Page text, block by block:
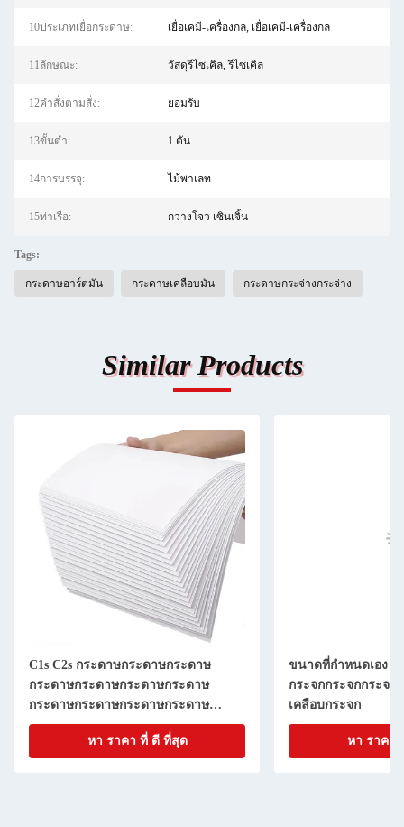
10ประเภทเยื่อกระดาษ: เยื่อเคมี-เครื่องกล, เยื่อเคมี-เครื่องกล
11ลักษณะ: วัสดุรีไซเคิล, รีไซเคิล
12คําสั่งตามสั่ง: ยอมรับ
13ขั้นต่ำ: 1 ตัน
14การบรรจุ: ไม้พาเลท
15ท่าเรือ: กว่างโจว เซินเจิ้น
Tags:
กระดาษอาร์ตมัน กระดาษเคลือบมัน กระดาษกระจ่างกระจ่าง
Similar Products
C1s C2s กระดาษกระดาษกระดาษ
กระดาษกระดาษกระดาษกระดาษ
กระดาษกระดาษกระดาษกระดาษ
กระดาษกระดาษกระดาษกระดาษ
กระดาษกระดาษกระดาษกระดาษ
หา ราคา ที่ ดี ที่สุด
ขนาดที่กําหนดเอง ก
กระจกกระจกกระจ
เคลือบกระจก
หา ราคา